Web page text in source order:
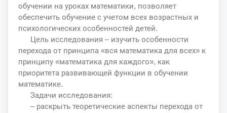
обучении на уроках математики, позволяет
обеспечить обучение с учетом всех возрастных и
психологических особенностей детей.
Цель исследования – изучить особенности
перехода от принципа «вся математика для всех» к
принципу «математика для каждого», как
приоритета развивающей функции в обучении
математике.
Задачи исследования:
– раскрыть теоретические аспекты перехода от